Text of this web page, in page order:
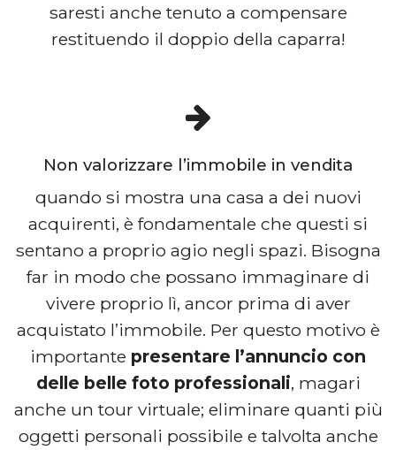
saresti anche tenuto a compensare
restituendo il doppio della caparra!
Non valorizzare l’immobile in vendita
quando si mostra una casa a dei nuovi
acquirenti, è fondamentale che questi si
sentano a proprio agio negli spazi. Bisogna
far in modo che possano immaginare di
vivere proprio lì, ancor prima di aver
acquistato l’immobile. Per questo motivo è
importante presentare l’annuncio con
delle belle foto professionali, magari
anche un tour virtuale; eliminare quanti più
oggetti personali possibile e talvolta anche